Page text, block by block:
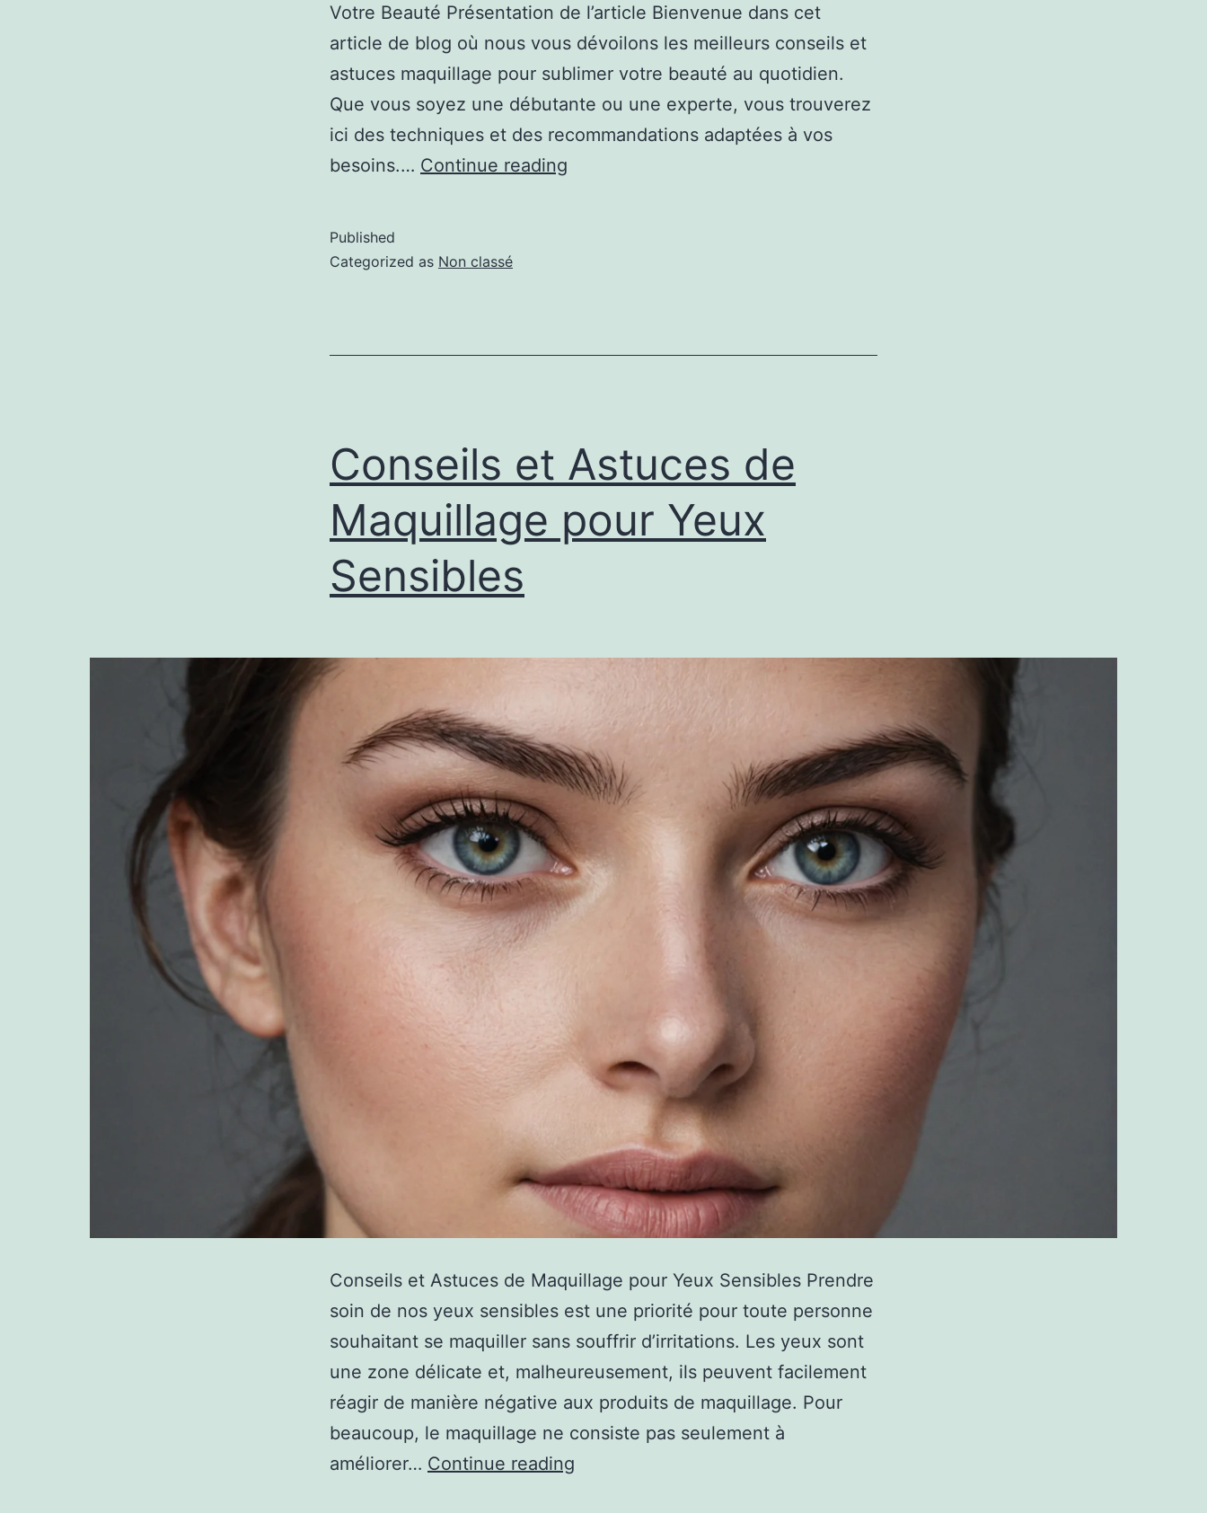
Votre Beauté Présentation de l’article Bienvenue dans cet
article de blog où nous vous dévoilons les meilleurs conseils et
astuces maquillage pour sublimer votre beauté au quotidien.
Que vous soyez une débutante ou une experte, vous trouverez
ici des techniques et des recommandations adaptées à vos
besoins.… Continue reading
Published
Categorized as Non classé
Conseils et Astuces de
Maquillage pour Yeux
Sensibles
Conseils et Astuces de Maquillage pour Yeux Sensibles Prendre
soin de nos yeux sensibles est une priorité pour toute personne
souhaitant se maquiller sans souffrir d’irritations. Les yeux sont
une zone délicate et, malheureusement, ils peuvent facilement
réagir de manière négative aux produits de maquillage. Pour
beaucoup, le maquillage ne consiste pas seulement à
améliorer… Continue reading